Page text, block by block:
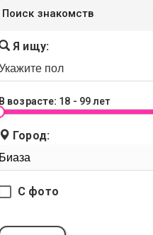
Поиск знакомств
Я ищу:
В возрасте: 18 - 99 лет
Город:
С фото